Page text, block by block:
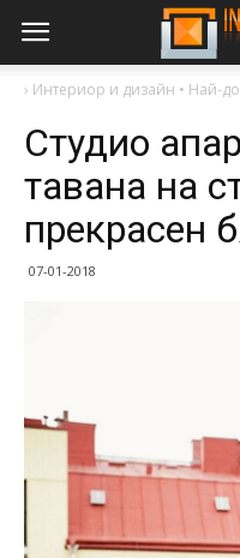
› Интериор и дизайн • Най-
Студио
тавана на
прекрасен
07-01-2018